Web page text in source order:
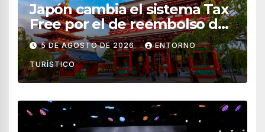
Japón cambia el sistema Tax
Free por el de reembolso de
impuestos desde noviembre
de 2026
5 DE AGOSTO DE 2026 ENTORNO
TURÍSTICO